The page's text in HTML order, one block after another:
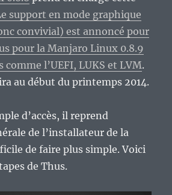
support en mode graphique
convivial) est annoncé pour
pour la Manjaro Linux 0.8.9
comme l’UEFI, LUKS et LVM.
au début du printemps 2014.
d’accès, il reprend
de l’installateur de la
de faire plus simple. Voici
de Thus.